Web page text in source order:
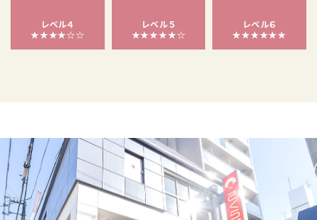
レベル４
★★★★☆☆
レベル５
★★★★★☆
レベル６
★★★★★★